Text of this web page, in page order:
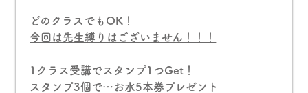
どのクラスでもOK！
今回は先生縛りはございません！！！
1クラス受講でスタンプ1つGet！
スタンプ3個で… お水5本券プレゼント